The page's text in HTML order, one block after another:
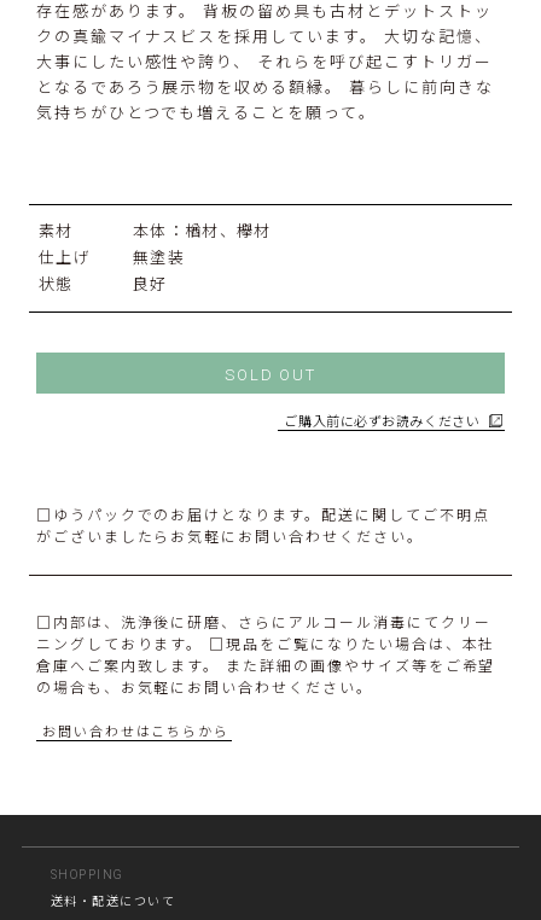
存在感があります。 背板の留め具も古材とデットストッ
クの真鍮マイナスビスを採用しています。 大切な記憶、
大事にしたい感性や誇り、 それらを呼び起こすトリガー
となるであろう展示物を収める額縁。 暮らしに前向きな
気持ちがひとつでも増えることを願って。
素材
本体：楢材、欅材
仕上げ
無塗装
状態
良好
SOLD OUT
ご購入前に必ずお読みください
□ゆうパックでのお届けとなります。配送に関してご不明点
がございましたらお気軽にお問い合わせください。
□内部は、洗浄後に研磨、さらにアルコール消毒にてクリー
ニングしております。 □現品をご覧になりたい場合は、本社
倉庫へご案内致します。 また詳細の画像やサイズ等をご希望
の場合も、お気軽にお問い合わせください。
お問い合わせはこちらから
SHOPPING
送料・配送について